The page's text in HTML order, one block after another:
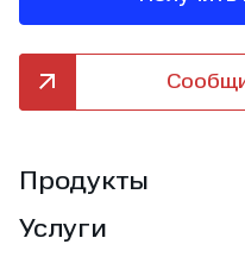
Продукты
Услуги